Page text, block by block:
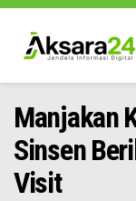
Manjakan
Sinsen
Visit